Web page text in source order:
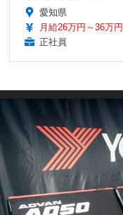
愛知県
月給26万円～36万円
正社員